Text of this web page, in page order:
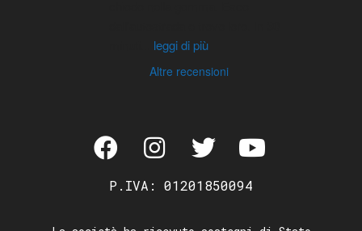
leggi di più
Altre recensioni
P.IVA: 01201850094